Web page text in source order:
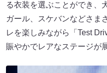
る衣装を選ぶことができ、
ガール、スケバンなどさま
レを楽しみながら「Test
賑やかでレアなステージが